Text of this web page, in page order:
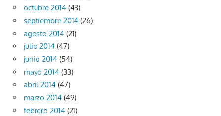
octubre 2014 (43)
septiembre 2014 (26)
agosto 2014 (21)
julio 2014 (47)
junio 2014 (54)
mayo 2014 (33)
abril 2014 (47)
marzo 2014 (49)
febrero 2014 (21)